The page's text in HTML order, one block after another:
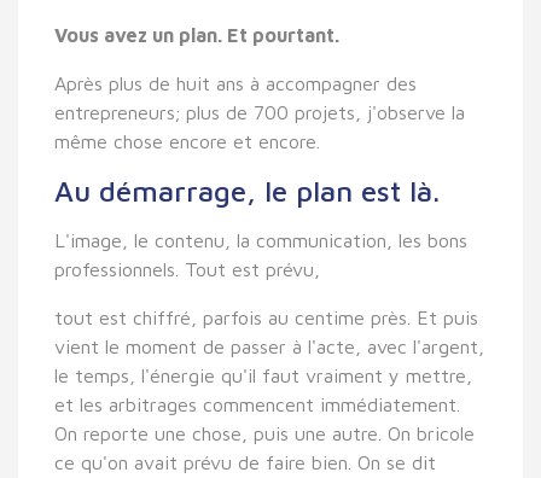
Vous avez un plan. Et pourtant.
Après plus de huit ans à accompagner des
entrepreneurs; plus de 700 projets, j'observe la
même chose encore et encore.
Au démarrage, le plan est là.
L'image, le contenu, la communication, les bons
professionnels. Tout est prévu,
tout est chiffré, parfois au centime près. Et puis
vient le moment de passer à l'acte, avec l'argent,
le temps, l'énergie qu'il faut vraiment y mettre,
et les arbitrages commencent immédiatement.
On reporte une chose, puis une autre. On bricole
ce qu'on avait prévu de faire bien. On se dit